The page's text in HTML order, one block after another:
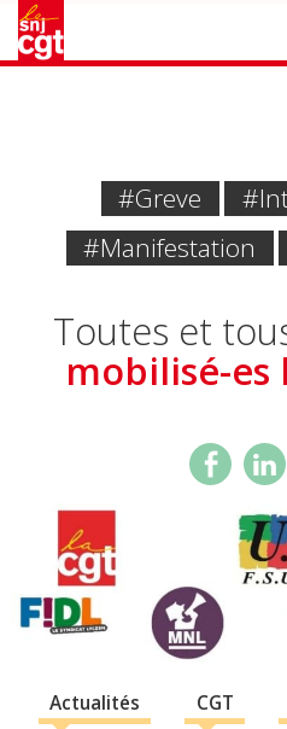
#greve
#manifestation
Toutes et
mobilisé-
Actualités CGT